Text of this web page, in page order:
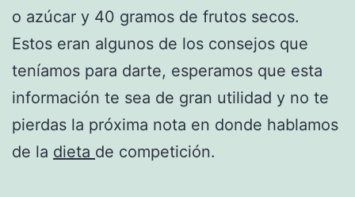
o azúcar y 40 gramos de frutos secos.
Estos eran algunos de los consejos que
teníamos para darte, esperamos que esta
información te sea de gran utilidad y no te
pierdas la próxima nota en donde hablamos
de la dieta de competición.